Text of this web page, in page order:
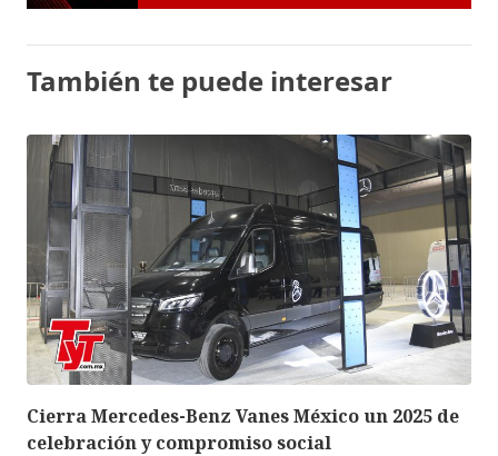
También te puede interesar
Cierra Mercedes-Benz Vanes México un 2025 de
celebración y compromiso social